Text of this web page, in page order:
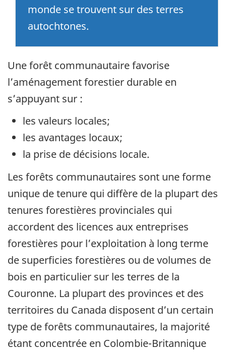
monde se trouvent sur des terres
autochtones.
Une forêt communautaire favorise
l’aménagement forestier durable en
s’appuyant sur :
les valeurs locales;
les avantages locaux;
la prise de décisions locale.
Les forêts communautaires sont une forme
unique de tenure qui diffère de la plupart des
tenures forestières provinciales qui
accordent des licences aux entreprises
forestières pour l’exploitation à long terme
de superficies forestières ou de volumes de
bois en particulier sur les terres de la
Couronne. La plupart des provinces et des
territoires du Canada disposent d’un certain
type de forêts communautaires, la majorité
étant concentrée en Colombie-Britannique